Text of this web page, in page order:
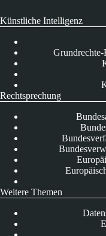
Künstliche Intelligenz
Rechtsprechung
Weitere Themen